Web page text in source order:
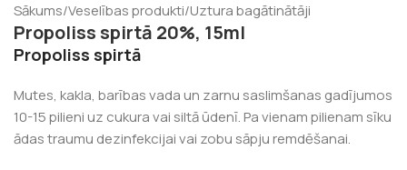
Sākums/Veselības produkti/Uztura bagātinātāji
Propoliss spirtā 20%, 15ml
Propoliss spirtā
Mutes, kakla, barības vada un zarnu saslimšanas gadījumos
10-15 pilieni uz cukura vai siltā ūdenī. Pa vienam pilienam sīku
ādas traumu dezinfekcijai vai zobu sāpju remdēšanai.